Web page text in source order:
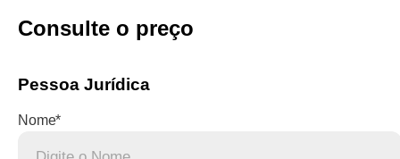
Consulte o preço
Pessoa Jurídica
Nome*